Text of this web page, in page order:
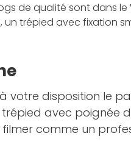
de qualité sont dans le
un trépied avec fixation
à votre disposition le
avec poignée
comme un